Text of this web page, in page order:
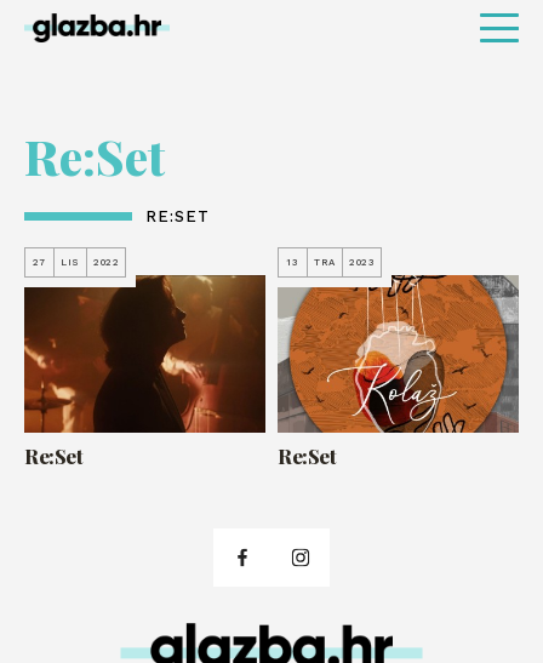
Re:Set
RE:SET
27 LIS 2022
Re:Set
13 TRA 2023
Re:Set